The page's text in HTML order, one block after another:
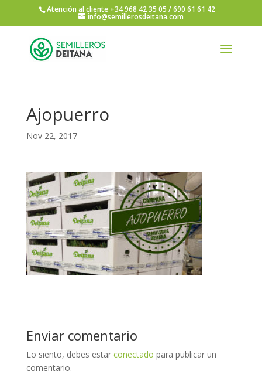
Atención al cliente +34 968 42 35 05 / 690 61 61 42
info@semillerosdeitana.com
Ajopuerro
Nov 22, 2017
Enviar comentario
Lo siento, debes estar conectado para publicar un
comentario.